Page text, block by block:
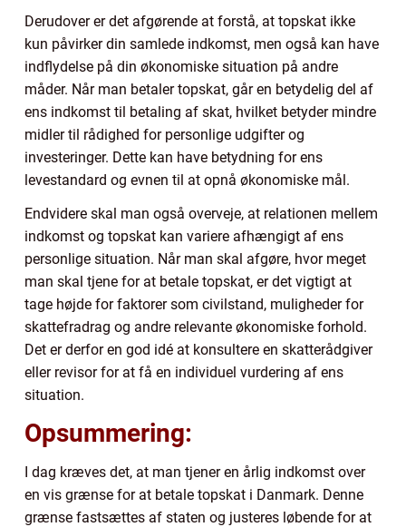
Derudover er det afgørende at forstå, at topskat ikke
kun påvirker din samlede indkomst, men også kan have
indflydelse på din økonomiske situation på andre
måder. Når man betaler topskat, går en betydelig del af
ens indkomst til betaling af skat, hvilket betyder mindre
midler til rådighed for personlige udgifter og
investeringer. Dette kan have betydning for ens
levestandard og evnen til at opnå økonomiske mål.
Endvidere skal man også overveje, at relationen mellem
indkomst og topskat kan variere afhængigt af ens
personlige situation. Når man skal afgøre, hvor meget
man skal tjene for at betale topskat, er det vigtigt at
tage højde for faktorer som civilstand, muligheder for
skattefradrag og andre relevante økonomiske forhold.
Det er derfor en god idé at konsultere en skatterådgiver
eller revisor for at få en individuel vurdering af ens
situation.
Opsummering:
I dag kræves det, at man tjener en årlig indkomst over
en vis grænse for at betale topskat i Danmark. Denne
grænse fastsættes af staten og justeres løbende for at